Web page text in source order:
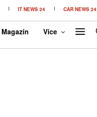
IT NEWS 24 CAR NEWS 24
Magazín Více